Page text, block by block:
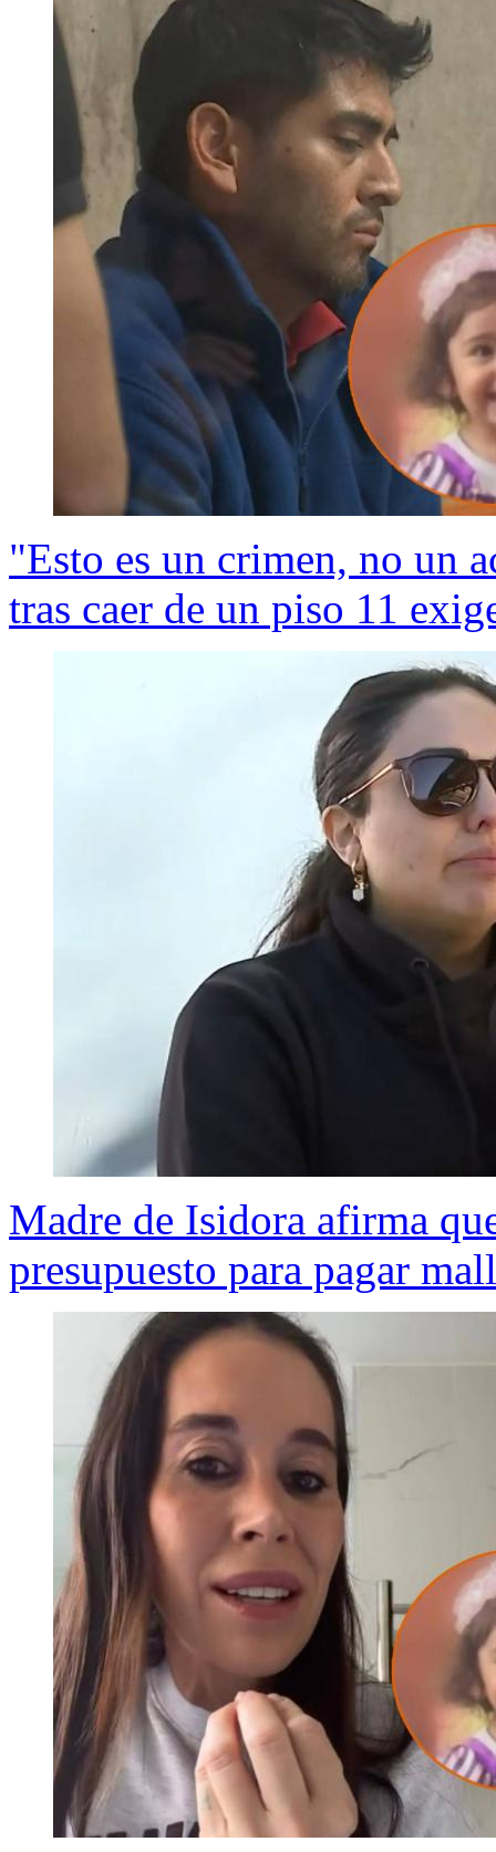
"Esto es un crimen, no un
tras caer de un piso 11
Madre de Isidora afirma
presupuesto para pagar